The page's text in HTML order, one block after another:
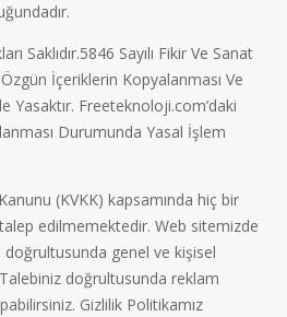
Saklıdır.5846 Sayılı Fikir Ve Sanat
İçeriklerin Kopyalanması Ve
Yasaktır. Freeteknoloji.com’daki
Durumunda Yasal İşlem
(KVKK) kapsamında hiç bir
talep edilmemektedir. Web sitemizde
genel ve kişisel
doğrultusunda reklam
Gizlilik Politikamız